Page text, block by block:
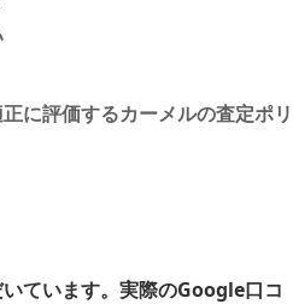
に評価するカーメルの査定ポリ
ています。実際のGoogle口コ